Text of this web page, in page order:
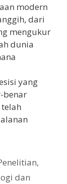
modern
dari
mengukur
dunia
yang
benar
,
dan